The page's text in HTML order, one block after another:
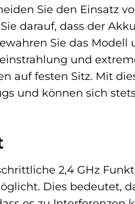
Sie den Einsatz
darauf, dass der
Sie das Modell
und
auf festen Sitz. Mit
und können sich
2,4 GHz
Dies bedeutet,